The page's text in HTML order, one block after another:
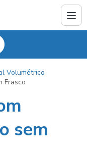
Volumétrico
Frasco
sem